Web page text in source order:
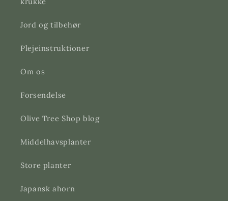
Jord og tilbehør
Plejeinstruktioner
Om os
Forsendelse
Olive Tree Shop blog
Middelhavsplanter
Store planter
Japansk ahorn